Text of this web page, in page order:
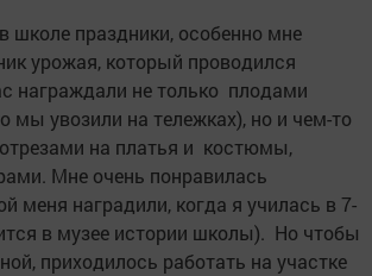
школе праздники, особенно мне
урожая, который проводился
награждали не только плодами
мы увозили на тележках), но и чем-то
на платья и костюмы,
Мне очень понравилась
меня наградили, когда я училась в 7-
в музее истории школы). Но чтобы
приходилось работать на участке